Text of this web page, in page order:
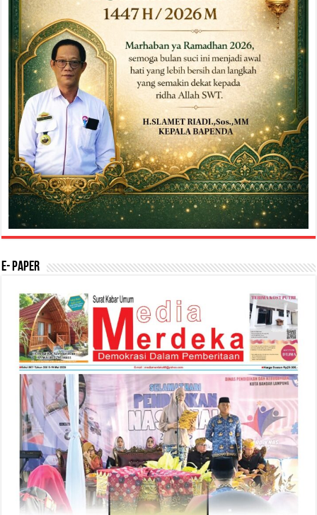
E- Paper